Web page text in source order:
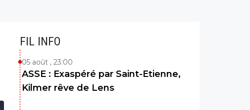
FIL INFO
05 août , 23:00
ASSE : Exaspéré par Saint-Etienne,
Kilmer rêve de Lens